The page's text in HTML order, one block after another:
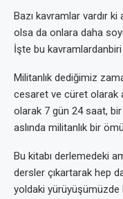
Bazı kavramlar vardır ki
olsa da onlara daha
İşte bu kavramlardanbiri
Militanlık dediğimiz
cesaret ve cüret olarak
olarak 7 gün 24 saat,
aslında militanlık bir
Bu kitabı derlemedeki
dersler çıkartarak hep
yoldaki yürüyüşümüzde